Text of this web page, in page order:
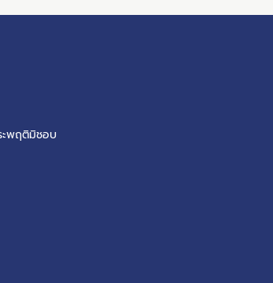
ะพฤติมิชอบ